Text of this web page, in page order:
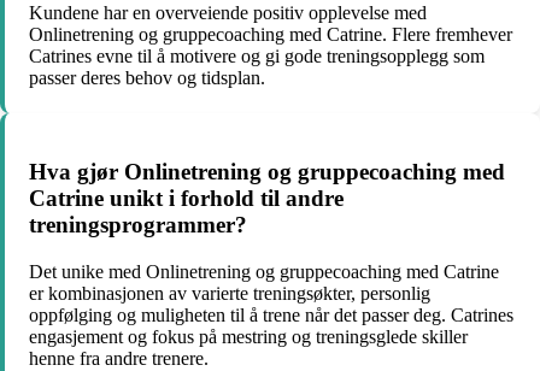
Kundene har en overveiende positiv opplevelse med
Onlinetrening og gruppecoaching med Catrine. Flere fremhever
Catrines evne til å motivere og gi gode treningsopplegg som
passer deres behov og tidsplan.
Hva gjør Onlinetrening og gruppecoaching med
Catrine unikt i forhold til andre
treningsprogrammer?
Det unike med Onlinetrening og gruppecoaching med Catrine
er kombinasjonen av varierte treningsøkter, personlig
oppfølging og muligheten til å trene når det passer deg. Catrines
engasjement og fokus på mestring og treningsglede skiller
henne fra andre trenere.